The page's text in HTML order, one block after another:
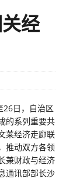
经
日，自治区
的系列重要共
莱经济走廊联
推动双方各领
兼财政与经济
通讯部部长沙